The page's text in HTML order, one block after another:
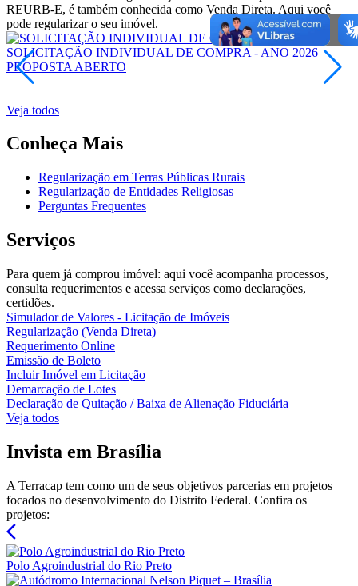
REURB-E, é também conhecida como Venda Direta. Aqui você
pode regularizar o seu imóvel.
SOLICITAÇÃO INDIVIDUAL DE COMPRA - ANO 2026
PROPOSTA ABERTO
Veja todos
Conheça Mais
Regularização em Terras Públicas Rurais
Regularização de Entidades Religiosas
Perguntas Frequentes
Serviços
Para quem já comprou imóvel: aqui você acompanha processos,
consulta requerimentos e acessa serviços como declarações,
certidões.
Simulador de Valores - Licitação de Imóveis
Regularização (Venda Direta)
Requerimento Online
Emissão de Boleto
Incluir Imóvel em Licitação
Demarcação de Lotes
Declaração de Quitação / Baixa de Alienação Fiduciária
Veja todos
Invista em Brasília
A Terracap tem como um de seus objetivos parcerias em projetos
focados no desenvolvimento do Distrito Federal. Confira os
projetos:
arrow_back_ios
Polo Agroindustrial do Rio Preto